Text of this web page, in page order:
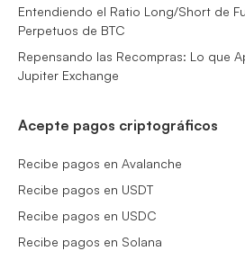
Entendiendo el Ratio Long/Short de
Perpetuos de BTC
Repensando las Recompras: Lo que
Jupiter Exchange
Acepte pagos criptográficos
Recibe pagos en Avalanche
Recibe pagos en USDT
Recibe pagos en USDC
Recibe pagos en Solana